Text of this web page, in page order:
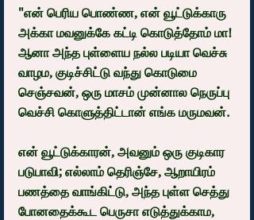
"என் பெரிய பொண்ண, என் வூட்டுக்காரு
அக்கா மவனுக்கே கட்டி கொடுத்தோம் மா!
ஆனா அந்த புள்ளைய நல்ல படியா வெச்சு
வாழம, குடிச்சிட்டு வந்து கொடுமை
செஞ்சவன், ஒரு மாசம் முன்னால நெருப்பு
வெச்சி கொளுத்திட்டான் எங்க மருமவன்.
என் வூட்டுக்காரன், அவனும் ஒரு குடிகார
படுபாவி; எல்லாம் தெரிஞ்சே, ஆறாயிரம்
பணத்தை வாங்கிட்டு, அந்த புள்ள செத்து
போனதைக்கூட பெருசா எடுத்துக்காம,